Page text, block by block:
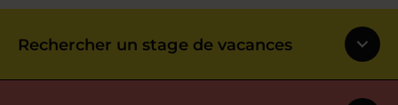
Rechercher un stage de vacances